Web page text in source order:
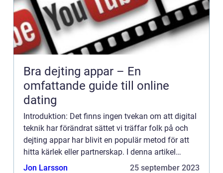
Bra dejting appar – En
omfattande guide till online
dating
Introduktion: Det finns ingen tvekan om att digital
teknik har förändrat sättet vi träffar folk på och
dejting appar har blivit en populär metod för att
hitta kärlek eller partnerskap. I denna artikel
kommer vi att ge en grundlig översikt över bra de...
Jon Larsson 25 september 2023